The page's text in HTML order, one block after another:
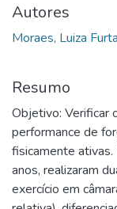
Autores
Moraes, Luiza
Resumo
Objetivo: Verificar
performance de
fisicamente
anos, realizaram
exercício em